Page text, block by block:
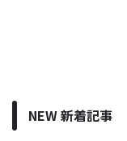
NEW 新着記事